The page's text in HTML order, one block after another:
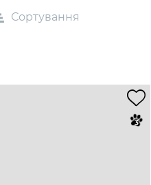
Сортування